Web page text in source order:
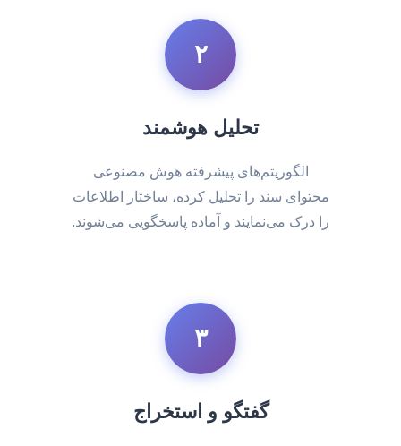
۲
تحلیل هوشمند
الگوریتم‌های پیشرفته هوش مصنوعی
محتوای سند را تحلیل کرده، ساختار اطلاعات
را درک می‌نمایند و آماده پاسخگویی می‌شوند.
۳
گفتگو و استخراج